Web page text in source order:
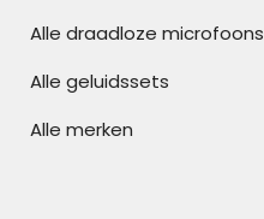
Alle draadloze microfoons
Alle geluidssets
Alle merken